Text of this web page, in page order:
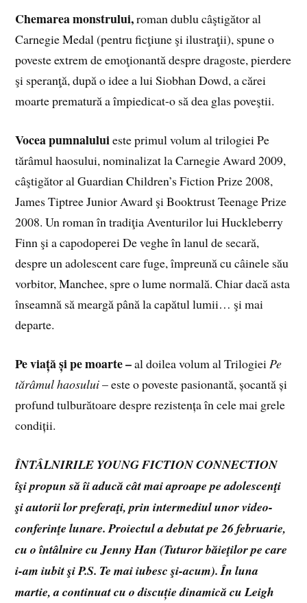
Chemarea monstrului,roman dublu câştigător al
Carnegie Medal (pentru ficţiune şi ilustraţii), spune o
poveste extrem de emoţionantă despre dragoste, pierdere
şi speranţă, după o idee a lui Siobhan Dowd, a cărei
moarte prematură a împiedicat-o să dea glas poveştii.
Vocea pumnaluluieste primul volum al trilogiei Pe
tărâmul haosului, nominalizat la Carnegie Award 2009,
câştigător al Guardian Children’s Fiction Prize 2008,
James Tiptree Junior Award şi Booktrust Teenage Prize
2008. Un roman în tradiţia Aventurilor lui Huckleberry
Finn şi a capodoperei De veghe în lanul de secară,
despre un adolescent care fuge, împreună cu câinele său
vorbitor, Manchee, spre o lume normală. Chiar dacă asta
înseamnă să meargă până la capătul lumii… şi mai
departe.
Pe viață și pe moarte –al doilea volum al TrilogieiPe
tărâmul haosului– este o poveste pasionantă, șocantă și
profund tulburătoare despre rezistența în cele mai grele
condiții.
ÎNTÂLNIRILE YOUNG FICTION CONNECTION
îşi propun să îi aducă cât mai aproape pe adolescenţi
şi autorii lor preferaţi, prin intermediul unor video-
conferinţe lunare. Proiectul a debutat pe 26 februarie,
cu o întâlnire cu Jenny Han (Tuturor băieţilor pe care
i-am iubit şi P.S. Te mai iubesc şi-acum). În luna
martie, a continuat cu o discuție dinamică cu Leigh